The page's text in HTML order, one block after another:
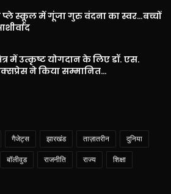
स्कूल में गूंजा गुरु वंदना का स्वर…बच्चों
में उत्कृष्ट योगदान के लिए डॉ. एस.
ने किया सम्मानित…
गैजेट्स झारखंड ताज़ातरीन दुनिया
बॉलीवुड राजनीति राज्य शिक्षा